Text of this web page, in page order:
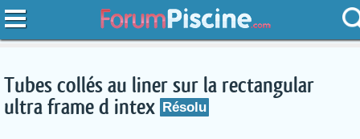
Tubes collés au liner sur la rectangular
ultra frame d intex Résolu